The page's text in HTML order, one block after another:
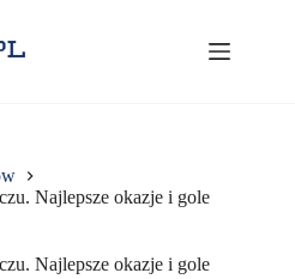
Najlepsze okazje i gole
Najlepsze okazje i gole